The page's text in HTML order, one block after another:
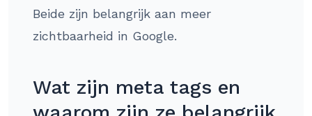
Beide zijn belangrijk aan meer
zichtbaarheid in Google.
Wat zijn meta tags en